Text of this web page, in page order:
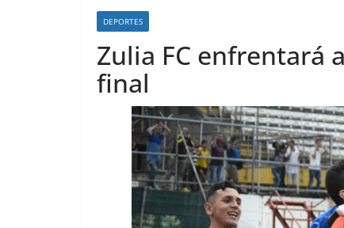
DEPORTES
Zulia FC enfrentará
final